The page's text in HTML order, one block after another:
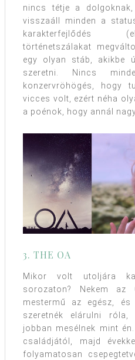
nincs tétje a
visszaáll minden a
karakterfejlődés
történetszálakat
egy olyan stáb, akikbe
szeretni. Nincs
konzervröhögés, hogy
vicces volt, ezért néha
a poénok, hogy annál
3. THE OA
Mikor volt utoljára
sorozaton? Nekem az
mestermű az egész,
szeretnék elárulni
jobban mesélnek mint
családjától, majd
folyamatosan